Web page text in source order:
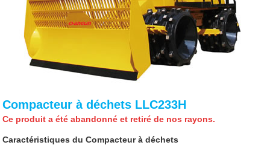
Compacteur à déchets LLC233H
Ce produit a été abandonné et retiré de nos rayons.
Caractéristiques du Compacteur à déchets